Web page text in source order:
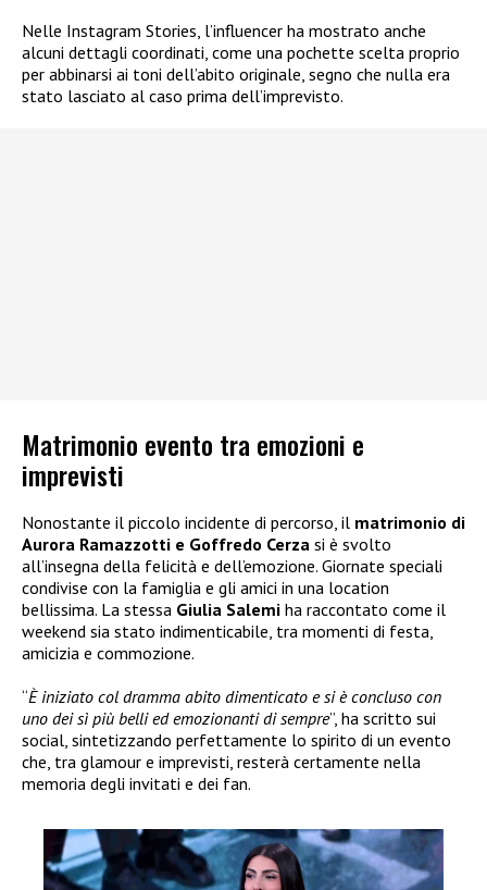
Nelle Instagram Stories, l’influencer ha mostrato anche
alcuni dettagli coordinati, come una pochette scelta proprio
per abbinarsi ai toni dell’abito originale, segno che nulla era
stato lasciato al caso prima dell’imprevisto.
Matrimonio evento tra emozioni e
imprevisti
Nonostante il piccolo incidente di percorso, il matrimonio di
Aurora Ramazzotti e Goffredo Cerza si è svolto
all’insegna della felicità e dell’emozione. Giornate speciali
condivise con la famiglia e gli amici in una location
bellissima. La stessa Giulia Salemi ha raccontato come il
weekend sia stato indimenticabile, tra momenti di festa,
amicizia e commozione.
“È iniziato col dramma abito dimenticato e si è concluso con
uno dei sì più belli ed emozionanti di sempre”, ha scritto sui
social, sintetizzando perfettamente lo spirito di un evento
che, tra glamour e imprevisti, resterà certamente nella
memoria degli invitati e dei fan.